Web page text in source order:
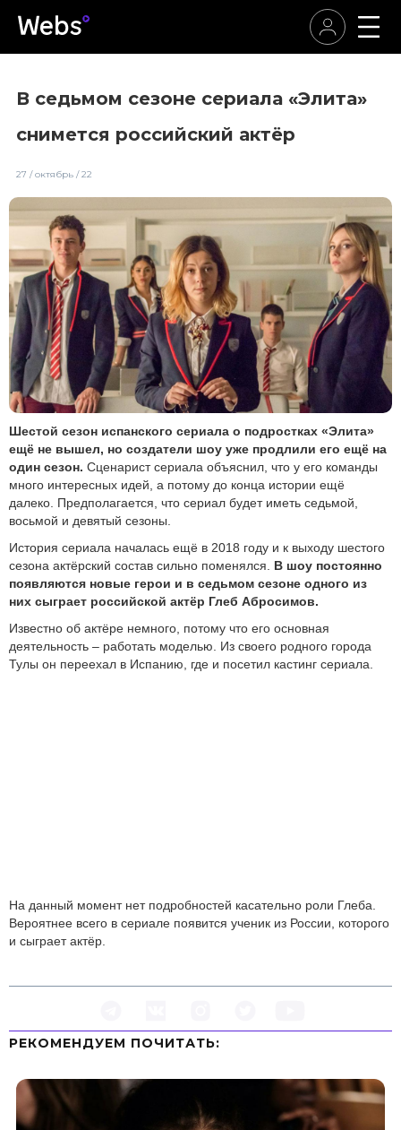
В седьмом сезоне сериала «Элита»
снимется российский актёр
27 / октябрь / 22
Шестой сезон испанского сериала о подростках «Элита»
ещё не вышел, но создатели шоу уже продлили его ещё на
один сезон. Сценарист сериала объяснил, что у его команды
много интересных идей, а потому до конца истории ещё
далеко. Предполагается, что сериал будет иметь седьмой,
восьмой и девятый сезоны.
История сериала началась ещё в 2018 году и к выходу шестого
сезона актёрский состав сильно поменялся. В шоу постоянно
появляются новые герои и в седьмом сезоне одного из
них сыграет российской актёр Глеб Абросимов.
Известно об актёре немного, потому что его основная
деятельность – работать моделью. Из своего родного города
Тулы он переехал в Испанию, где и посетил кастинг сериала.
На данный момент нет подробностей касательно роли Глеба.
Вероятнее всего в сериале появится ученик из России, которого
и сыграет актёр.
РЕКОМЕНДУЕМ ПOЧИТАТЬ: